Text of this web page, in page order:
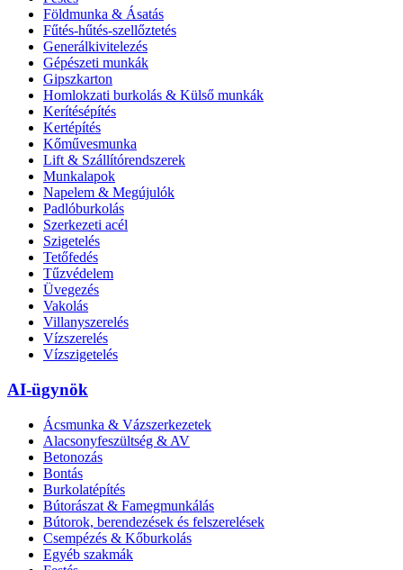
Földmunka & Ásatás
Fűtés-hűtés-szellőztetés
Generálkivitelezés
Gépészeti munkák
Gipszkarton
Homlokzati burkolás & Külső munkák
Kerítésépítés
Kertépítés
Kőművesmunka
Lift & Szállítórendszerek
Munkalapok
Napelem & Megújulók
Padlóburkolás
Szerkezeti acél
Szigetelés
Tetőfedés
Tűzvédelem
Üvegezés
Vakolás
Villanyszerelés
Vízszerelés
Vízszigetelés
AI-ügynök
Ácsmunka & Vázszerkezetek
Alacsonyfeszültség & AV
Betonozás
Bontás
Burkolatépítés
Bútorászat & Famegmunkálás
Bútorok, berendezések és felszerelések
Csempézés & Kőburkolás
Egyéb szakmák